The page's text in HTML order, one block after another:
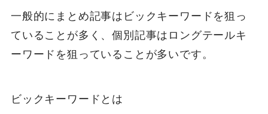
一般的にまとめ記事はビックキーワードを狙っ
ていることが多く、個別記事はロングテールキ
ーワードを狙っていることが多いです。
ビックキーワードとは